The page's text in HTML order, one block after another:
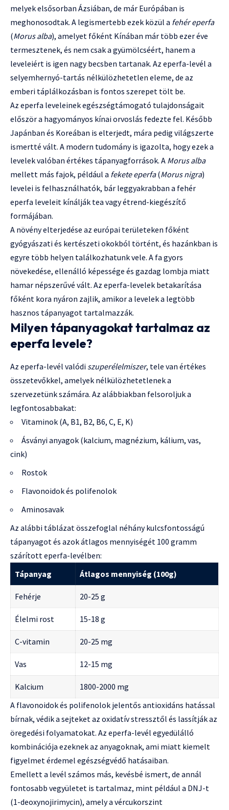
melyek elsősorban Ázsiában, de már Európában is
meghonosodtak. A legismertebb ezek közül a fehér eperfa
(Morus alba), amelyet főként Kínában már több ezer éve
termesztenek, és nem csak a gyümölcséért, hanem a
leveleiért is igen nagy becsben tartanak. Az eperfa-levél a
selyemhernyó-tartás nélkülözhetetlen eleme, de az
emberi táplálkozásban is fontos szerepet tölt be.
Az eperfa leveleinek egészségtámogató tulajdonságait
először a hagyományos kínai orvoslás fedezte fel. Később
Japánban és Koreában is elterjedt, mára pedig világszerte
ismertté vált. A modern tudomány is igazolta, hogy ezek a
levelek valóban értékes tápanyagforrások. A Morus alba
mellett más fajok, például a fekete eperfa(Morus nigra)
levelei is felhasználhatók, bár leggyakrabban a fehér
eperfa leveleit kínálják tea vagy étrend-kiegészítő
formájában.
A növény elterjedése az európai területeken főként
gyógyászati és kertészeti okokból történt, és hazánkban is
egyre több helyen találkozhatunk vele. A fa gyors
növekedése, ellenálló képessége és gazdag lombja miatt
hamar népszerűvé vált. Az eperfa-levelek betakarítása
főként kora nyáron zajlik, amikor a levelek a legtöbb
hasznos tápanyagot tartalmazzák.
Milyen tápanyagokat tartalmaz az
eperfa levele?
Az eperfa-levél valódi szuperélelmiszer, tele van értékes
összetevőkkel, amelyek nélkülözhetetlenek a
szervezetünk számára. Az alábbiakban felsoroljuk a
legfontosabbakat:
Vitaminok (A, B1, B2, B6, C, E, K)
Ásványi anyagok (kalcium, magnézium, kálium, vas,
cink)
Rostok
Flavonoidok és polifenolok
Aminosavak
Az alábbi táblázat összefoglal néhány kulcsfontosságú
tápanyagot és azok átlagos mennyiségét 100 gramm
szárított eperfa-levélben:
Tápanyag
Átlagos mennyiség (100g)
Fehérje 20-25 g
Élelmi rost 15-18 g
C-vitamin 20-25 mg
Vas 12-15 mg
Kalcium
1800-2000 mg
A flavonoidok és polifenolok jelentős antioxidáns hatással
bírnak, védik a sejteket az oxidatív stressztől és lassítják az
öregedési folyamatokat. Az eperfa-levél egyedülálló
kombinációja ezeknek az anyagoknak, ami miatt kiemelt
figyelmet érdemel egészségvédő hatásaiban.
Emellett a levél számos más, kevésbé ismert, de annál
fontosabb vegyületet is tartalmaz, mint például a DNJ-t
(1-deoxynojirimycin), amely a vércukorszint